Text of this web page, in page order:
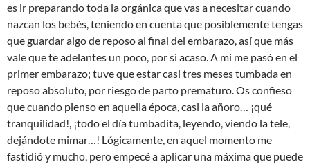
es ir preparando toda la orgánica que vas a necesitar cuando
nazcan los bebés, teniendo en cuenta que posiblemente tengas
que guardar algo de reposo al final del embarazo, así que más
vale que te adelantes un poco, por si acaso. A mi me pasó en el
primer embarazo; tuve que estar casi tres meses tumbada en
reposo absoluto, por riesgo de parto prematuro. Os confieso
que cuando pienso en aquella época, casi la añoro… ¡qué
tranquilidad!, ¡todo el día tumbadita, leyendo, viendo la tele,
dejándote mimar…! Lógicamente, en aquel momento me
fastidió y mucho, pero empecé a aplicar una máxima que puede